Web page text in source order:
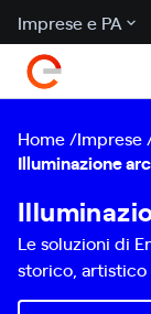
Imprese e PA
Home Imprese
Illuminazione
Le soluzioni di
storico, artistico